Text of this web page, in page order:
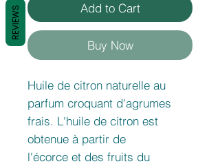
Add to Cart
Buy Now
Huile de citron naturelle au
parfum croquant d'agrumes
frais. L'huile de citron est
obtenue à partir de
l'écorce et des fruits du
REVIEWS